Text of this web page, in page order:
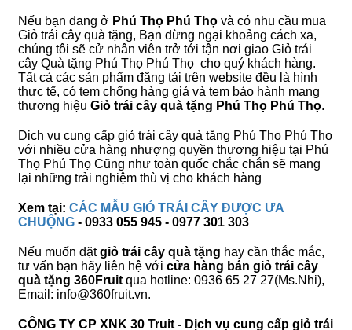
Nếu bạn đang ở Phú Thọ Phú Thọ và có nhu cầu mua
Giỏ trái cây quà tặng, Bạn đừng ngại khoảng cách xa,
chúng tôi sẽ cử nhân viên trở tới tận nơi giao Giỏ trái
cây Quà tặng Phú Thọ Phú Thọ cho quý khách hàng.
Tất cả các sản phẩm đăng tải trên website đều là hình
thực tế, có tem chống hàng giả và tem bảo hành mang
thương hiệu Giỏ trái cây quà tặng Phú Thọ Phú Thọ.
Dịch vụ cung cấp giỏ trái cây quà tặng Phú Thọ Phú Thọ
với nhiều cửa hàng nhượng quyền thương hiệu tại Phú
Thọ Phú Thọ Cũng như toàn quốc chắc chắn sẽ mang
lại những trải nghiệm thù vị cho khách hàng
Xem tại: CÁC MẪU GIỎ TRÁI CÂY ĐƯỢC ƯA
CHUỘNG - 0933 055 945 - 0977 301 303
Nếu muốn đặtgiỏ trái cây quà tặng hay cần thắc mắc,
tư vấn bạn hãy liên hệ với cửa hàng bán giỏ trái cây
quà tặng 360Fruit qua hotline: 0936 65 27 27(Ms.Nhi),
Email: info@360fruit.vn.
CÔNG TY CP XNK 30 Truit - Dịch vụ cung cấp giỏ trái